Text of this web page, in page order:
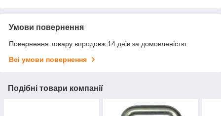
Умови повернення
Повернення товару впродовж 14 днів за домовленістю
Всі умови повернення
Подібні товари компанії